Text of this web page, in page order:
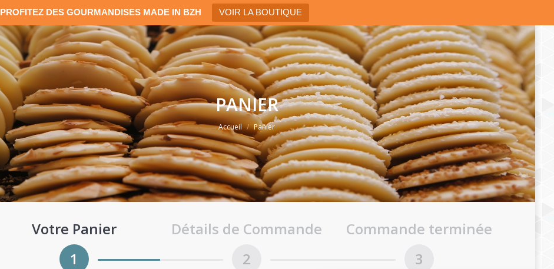
PROFITEZ DES GOURMANDISES MADE IN BZH VOIR LA BOUTIQUE
PANIER
Vous êtes ici :
Accueil Panier
Votre Panier
1
Détails de Commande
2
Commande terminée
3